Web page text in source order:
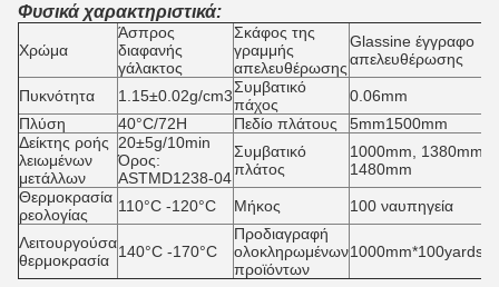
Φυσικά χαρακτηριστικά:
Χρώμα
Άσπρος
διαφανής
γάλακτος
Σκάφος της
γραμμής
απελευθέρωσης
Glassine έγγραφο
απελευθέρωσης
Πυκνότητα 1.15±0.02g/cm3Συμβατικό
πάχος
0.06mm
Πλύση
40°C/72H Πεδίο πλάτους
5mm1500mm
Δείκτης ροής
λειωμένων
μετάλλων
20±5g/10min
Όρος:
ASTMD1238-04
Συμβατικό
πλάτος
1000mm, 1380mm,
1480mm
Θερμοκρασία
ρεολογίας
110°C -120°C Μήκος 100 ναυπηγεία
Λειτουργούσα
θερμοκρασία 140°C -170°C
Προδιαγραφή
ολοκληρωμένων
προϊόντων
1000mm*100yards/